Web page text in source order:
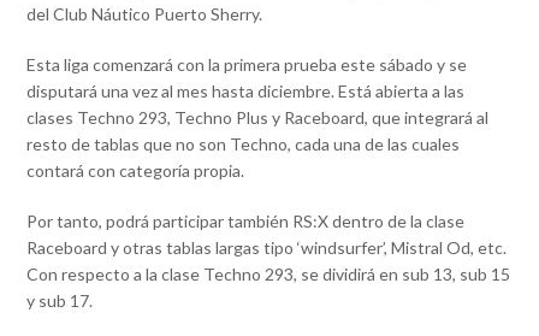
del Club Náutico Puerto Sherry.
Esta liga comenzará con la primera prueba este sábado y se
disputará una vez al mes hasta diciembre. Está abierta a las
clases Techno 293, Techno Plus y Raceboard, que integrará al
resto de tablas que no son Techno, cada una de las cuales
contará con categoría propia.
Por tanto, podrá participar también RS:X dentro de la clase
Raceboard y otras tablas largas tipo ‘windsurfer’, Mistral Od, etc.
Con respecto a la clase Techno 293, se dividirá en sub 13, sub 15
y sub 17.